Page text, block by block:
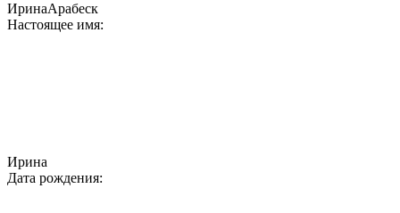
ИринаАрабеск
Настоящее имя:
Ирина
Дата рождения: